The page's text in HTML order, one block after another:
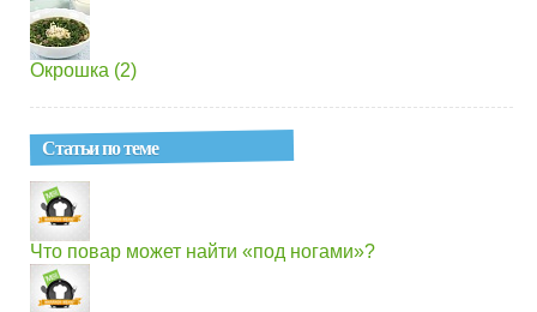
Окрошка (2)
Статьи по теме
Что повар может найти «под ногами»?